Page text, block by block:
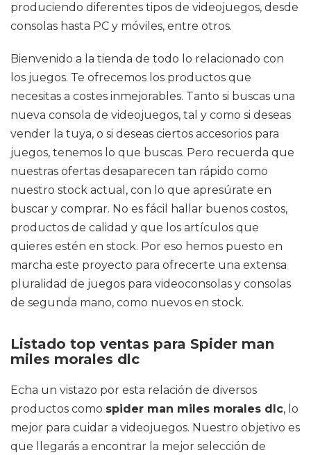
produciendo diferentes tipos de videojuegos, desde
consolas hasta PC y móviles, entre otros.
Bienvenido a la tienda de todo lo relacionado con
los juegos. Te ofrecemos los productos que
necesitas a costes inmejorables. Tanto si buscas una
nueva consola de videojuegos, tal y como si deseas
vender la tuya, o si deseas ciertos accesorios para
juegos, tenemos lo que buscas. Pero recuerda que
nuestras ofertas desaparecen tan rápido como
nuestro stock actual, con lo que apresúrate en
buscar y comprar. No es fácil hallar buenos costos,
productos de calidad y que los artículos que
quieres estén en stock. Por eso hemos puesto en
marcha este proyecto para ofrecerte una extensa
pluralidad de juegos para videoconsolas y consolas
de segunda mano, como nuevos en stock.
Listado top ventas para Spider man
miles morales dlc
Echa un vistazo por esta relación de diversos
productos como spider man miles morales dlc, lo
mejor para cuidar a videojuegos. Nuestro objetivo es
que llegarás a encontrar la mejor selección de